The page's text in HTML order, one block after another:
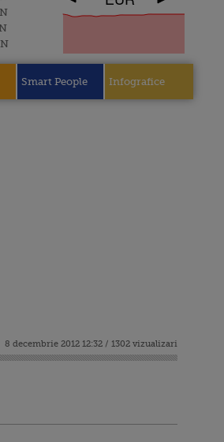
Smart People Infografice
8 decembrie 2012 12:32 / 1302 vizualizari